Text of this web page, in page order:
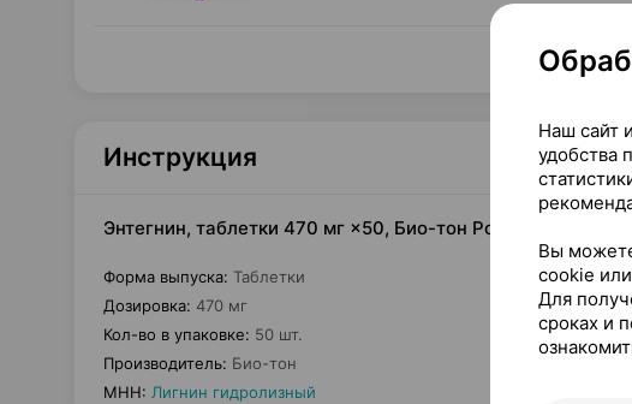
Инструкция
Энтегнин, таблетки 470 мг ×50, Био-тон Россия
Форма выпуска: Таблетки
Дозировка: 470 мг
Кол-во в упаковке: 50 шт.
Производитель: Био-тон
МНН: Лигнин гидролизный
Наш сайт
удобства
Вы
cookie
Для
сроках и